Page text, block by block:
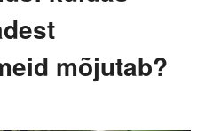
mõjutab?